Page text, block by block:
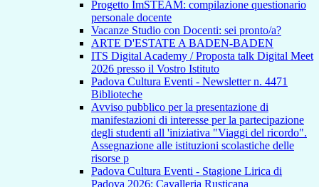
Progetto ImSTEAM: compilazione questionario
personale docente
Vacanze Studio con Docenti: sei pronto/a?
ARTE D'ESTATE A BADEN-BADEN
ITS Digital Academy / Proposta talk Digital Meet
2026 presso il Vostro Istituto
Padova Cultura Eventi - Newsletter n. 4471
Biblioteche
Avviso pubblico per la presentazione di
manifestazioni di interesse per la partecipazione
degli studenti all 'iniziativa "Viaggi del ricordo".
Assegnazione alle istituzioni scolastiche delle
risorse p
Padova Cultura Eventi - Stagione Lirica di
Padova 2026: Cavalleria Rusticana